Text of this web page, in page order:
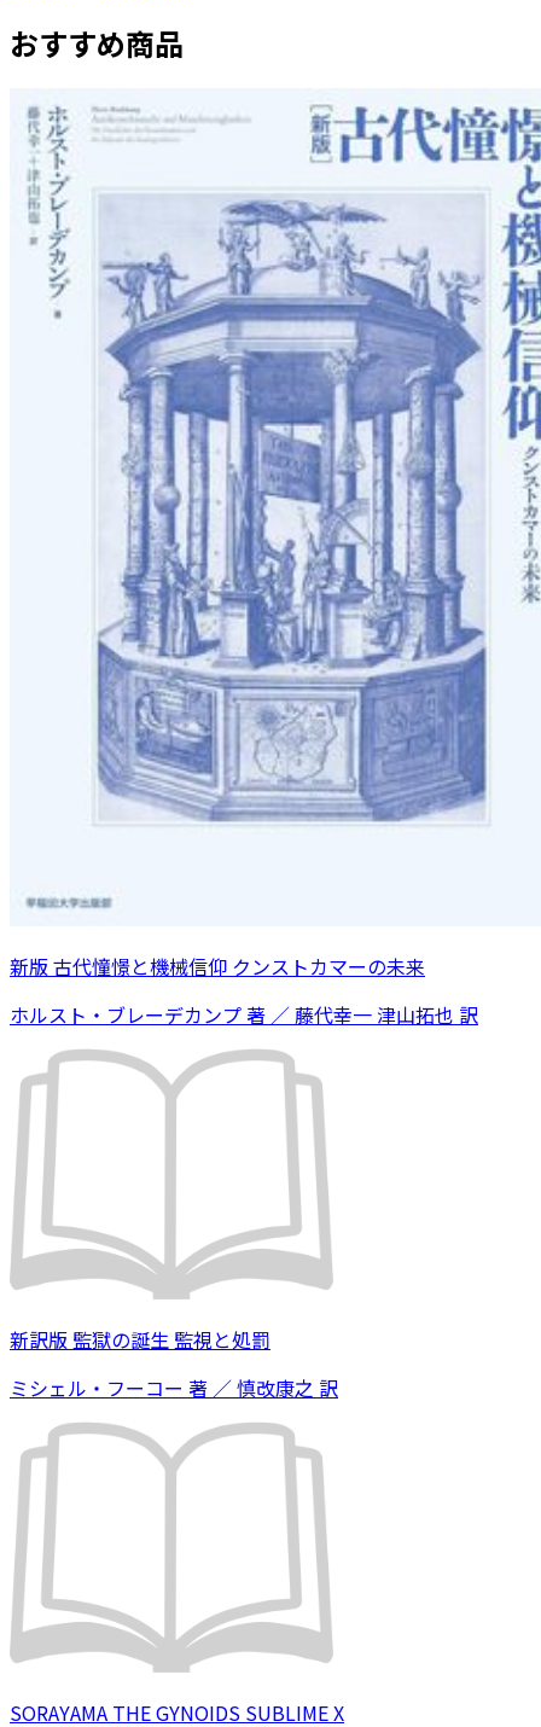
おすすめ商品
新版 古代憧憬と機械信仰 クンストカマーの未来
ホルスト・ブレーデカンプ 著 ／ 藤代幸一 津山拓也 訳
新訳版 監獄の誕生 監視と処罰
ミシェル・フーコー 著 ／ 慎改康之 訳
SORAYAMA THE GYNOIDS SUBLIME X